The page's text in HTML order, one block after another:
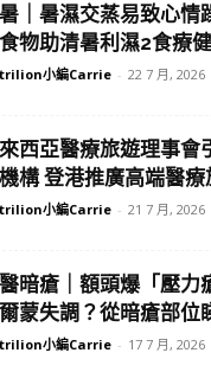
｜暑濕交蒸易致心情
物助清暑利濕2食療
小編Carrie - 22 7 月, 2026
西亞醫療旅遊理事會
構 登港推廣高端醫療
小編Carrie - 21 7 月, 2026
暗瘡｜額頭爆「壓力
蒙失調？從暗瘡部位
小編Carrie - 17 7 月, 2026